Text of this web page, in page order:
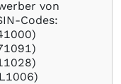
von
Codes: